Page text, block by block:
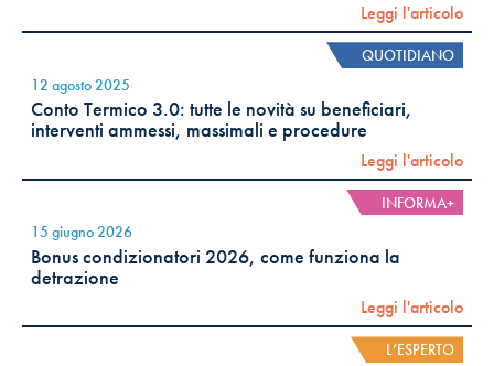
Leggi l'articolo
QUOTIDIANO
12 agosto 2025
Conto Termico 3.0: tutte le novità su beneficiari,
interventi ammessi, massimali e procedure
Leggi l'articolo
INFORMA+
15 giugno 2026
Bonus condizionatori 2026, come funziona la
detrazione
Leggi l'articolo
L’ESPERTO